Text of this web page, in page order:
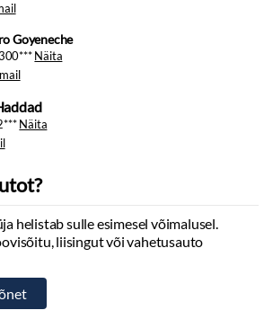
Goyeneche
Näita
Näita
helistab sulle esimesel võimalusel.
liisingut või vahetusauto